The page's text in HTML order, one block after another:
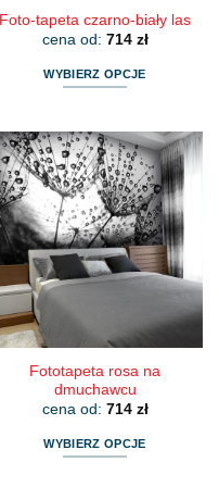
Foto-tapeta czarno-biały las
cena od: 714 zł
WYBIERZ OPCJE
ma
wiele
wariantów.
Opcje
można
wybrać
na
produktu
Fototapeta rosa na
dmuchawcu
cena od: 714 zł
WYBIERZ OPCJE